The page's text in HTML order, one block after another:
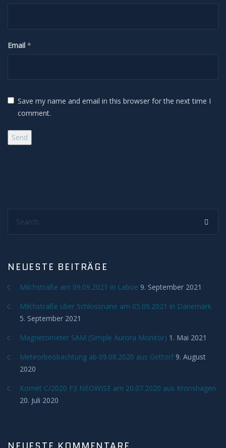
Mars
Merkur
Deep Sky
Finsternisse
Mondfinsternis
Sonnenfinsternis
Email *
Save my name and email in this browser for the next time I
comment.
NEUESTE BEITRÄGE
Milchstraße am 09.09.2021 in Laboe 9. September 2021
Milchstraße über Schlossruine am 05.09.2021 in Dänemark
5. September 2021
Magnetometer SAM (Simple Aurora Monitor) 1. Mai 2021
Meteorbeobachtung ab 09.08.2020 aus Gettorf 9. August
2020
Komet C/2020 F3 NEOWISE am 20.07.2020 aus Kronshagen
20. Juli 2020